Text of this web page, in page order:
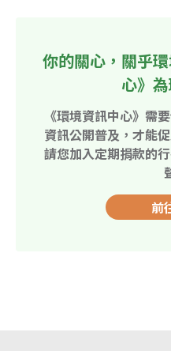
你的關心，關乎
心》
《環境資訊中心》需
資訊公開普及，才能
請您加入定期捐款的
前